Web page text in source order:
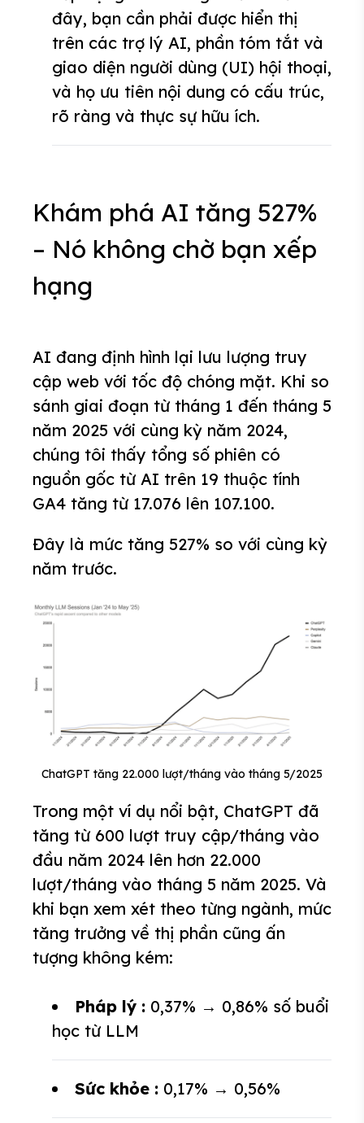
đây, bạn cần phải được hiển thị
trên các trợ lý AI, phần tóm tắt và
giao diện người dùng (UI) hội thoại,
và họ ưu tiên nội dung có cấu trúc,
rõ ràng và thực sự hữu ích.
Khám phá AI tăng 527%
– Nó không chờ bạn xếp
hạng
AI đang định hình lại lưu lượng truy
cập web với tốc độ chóng mặt. Khi so
sánh giai đoạn từ tháng 1 đến tháng 5
năm 2025 với cùng kỳ năm 2024,
chúng tôi thấy tổng số phiên có
nguồn gốc từ AI trên 19 thuộc tính
GA4 tăng từ 17.076 lên 107.100.
Đây là mức tăng 527% so với cùng kỳ
năm trước.
ChatGPT tăng 22.000 lượt/tháng vào tháng 5/2025
Trong một ví dụ nổi bật, ChatGPT đã
tăng từ 600 lượt truy cập/tháng vào
đầu năm 2024 lên hơn 22.000
lượt/tháng vào tháng 5 năm 2025. Và
khi bạn xem xét theo từng ngành, mức
tăng trưởng về thị phần cũng ấn
tượng không kém:
Pháp lý : 0,37% → 0,86% số buổi
học từ LLM
Sức khỏe : 0,17% → 0,56%